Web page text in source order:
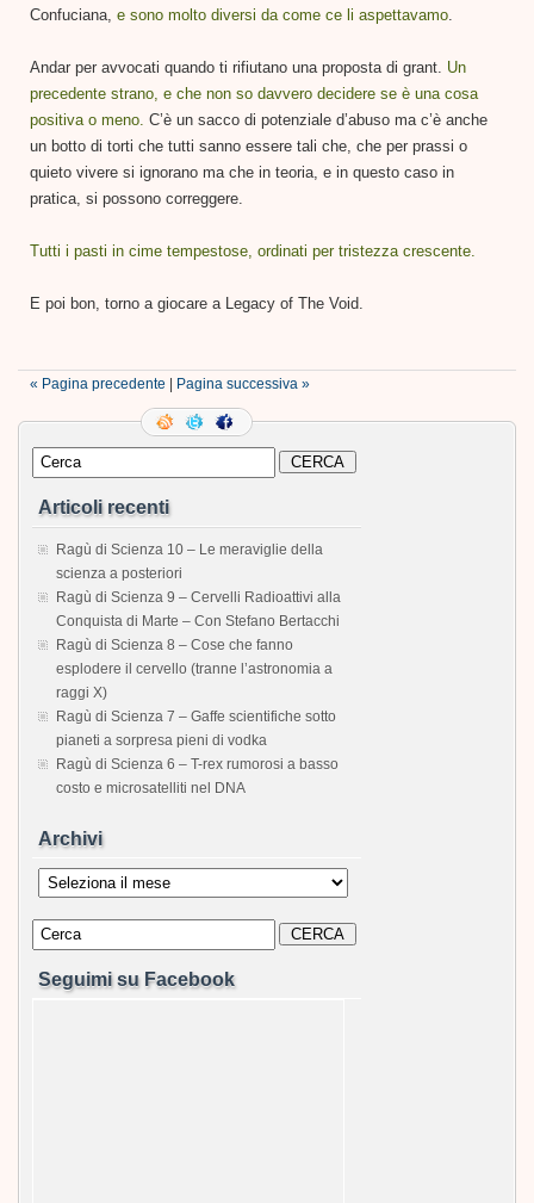
Confuciana, e sono molto diversi da come ce li aspettavamo.
Andar per avvocati quando ti rifiutano una proposta di grant. Un
precedente strano, e che non so davvero decidere se è una cosa
positiva o meno. C’è un sacco di potenziale d’abuso ma c’è anche
un botto di torti che tutti sanno essere tali che, che per prassi o
quieto vivere si ignorano ma che in teoria, e in questo caso in
pratica, si possono correggere.
Tutti i pasti in cime tempestose, ordinati per tristezza crescente.
E poi bon, torno a giocare a Legacy of The Void.
« Pagina precedente Pagina successiva »
Articoli recenti
Ragù di Scienza 10 – Le meraviglie della
scienza a posteriori
Ragù di Scienza 9 – Cervelli Radioattivi alla
Conquista di Marte – Con Stefano Bertacchi
Ragù di Scienza 8 – Cose che fanno
esplodere il cervello (tranne l’astronomia a
raggi X)
Ragù di Scienza 7 – Gaffe scientifiche sotto
pianeti a sorpresa pieni di vodka
Ragù di Scienza 6 – T-rex rumorosi a basso
costo e microsatelliti nel DNA
Archivi
Archivi
Seguimi su Facebook